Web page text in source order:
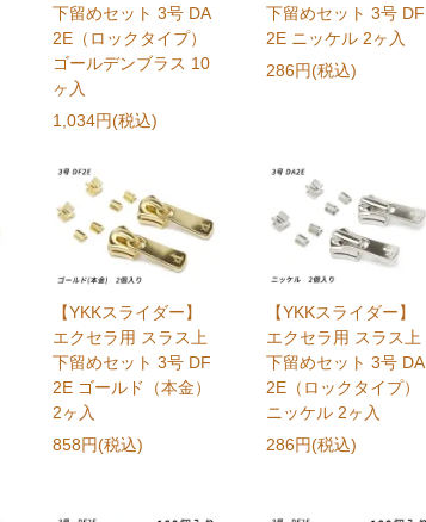
下留めセット 3号 DA
2E（ロックタイプ）
ゴールデンブラス 10
ヶ入
1,034円(税込)
下留めセット 3号 DF
2E ニッケル 2ヶ入
286円(税込)
【YKKスライダー】
エクセラ用 スラス上
下留めセット 3号 DF
2E ゴールド（本金）
2ヶ入
858円(税込)
【YKKスライダー】
エクセラ用 スラス上
下留めセット 3号 DA
2E（ロックタイプ）
ニッケル 2ヶ入
286円(税込)